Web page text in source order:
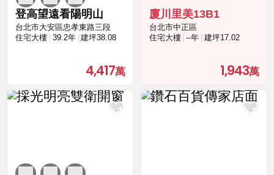
登高望遠看陽明山
台北市大安區忠孝東路三段
住宅大樓
39.2年 建坪38.08
4,417
廈川里美13B1
台北市中正區
住宅大樓
--年 建坪17.02
1,943